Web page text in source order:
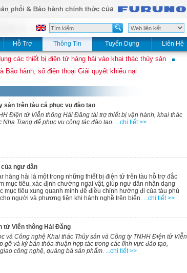
Hỗ Trợ Thông Tin Tuyển Dụng Liên Hệ
các thiết bị điện tử hàng hải vào khai thác thủy sản
Bảo hành, số điện thoại Giải quyết khiếu nại
sản trên tàu cá phục vụ đào tạo
Điện tử Viễn thông Hải Đăng tài trợ thiết bị vận hành, khai thác
Trang để phục vụ công tác đào tạo. ...chi tiết >>
của ngư dân
hàng hải là một trong những thiết bị điện tử trên tàu hỗ trợ đắc
mục tiêu, xác định chướng ngại vật, giúp ngư dân nhận dạng
mục tiêu xung quanh mình để điều chỉnh hướng đi của tàu phù
người và phương tiện khi hành nghề trên biển. ...chi tiết >>
tử Viễn thông Hải Đăng
và Công nghệ Khai thác Thủy sản và Công ty TNHH Điện tử Viễn
gỡ và ký bản thỏa thuận hợp tác trong các lĩnh vực đào tạo,
công nghệ, quảng bá sản phẩm. ...chi tiết >>